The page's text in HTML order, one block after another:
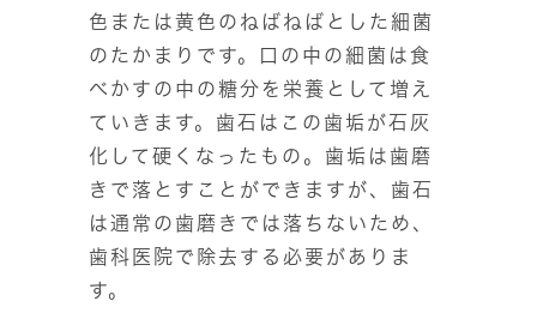
色または黄色のねばねばとした細菌
のたかまりです。口の中の細菌は食
べかすの中の糖分を栄養として増え
ていきます。歯石はこの歯垢が石灰
化して硬くなったもの。歯垢は歯磨
きで落とすことができますが、歯石
は通常の歯磨きでは落ちないため、
歯科医院で除去する必要がありま
す。